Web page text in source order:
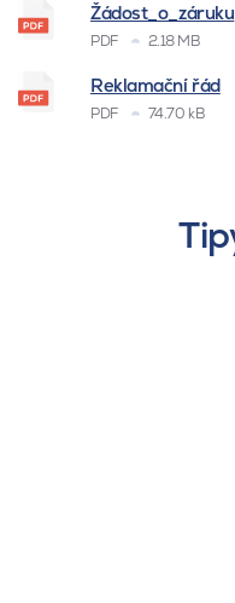
Žádost_o_záruku
PDF 2.18 MB
Reklamační řád
PDF 74.70 kB